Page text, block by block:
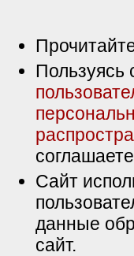
Пользуясь
Сайт
данные
сайт.